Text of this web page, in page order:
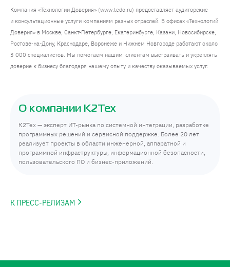
Компания «Технологии Доверия» (www.tedo.ru) предоставляет аудиторские
и консультационные услуги компаниям разных отраслей. В офисах «Технологий
Доверия» в Москве, Санкт-Петербурге, Екатеринбурге, Казани, Новосибирске,
Ростове-на-Дону, Краснодаре, Воронеже и Нижнем Новгороде работают около
3 000 специалистов. Мы помогаем нашим клиентам выстраивать и укреплять
доверие к бизнесу благодаря нашему опыту и качеству оказываемых услуг.
О компании К2Тех
К2Тех — эксперт ИТ-рынка по системной интеграции, разработке
программных решений и сервисной поддержке. Более 20 лет
реализует проекты в области инженерной, аппаратной и
программной инфраструктуры, информационной безопасности,
пользовательского ПО и бизнес-приложений.
К ПРЕСС-РЕЛИЗАМ